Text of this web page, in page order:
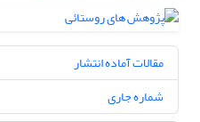
مقالات آماده انتشار
شماره جاری